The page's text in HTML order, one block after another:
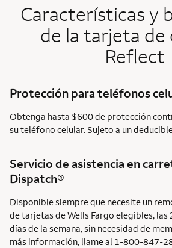
Características y
de la tarjeta
Reflect
Protección para teléfonos
Obtenga hasta $600 de protección
su teléfono celular. Sujeto a un
Servicio de asistencia en
Dispatch®
Disponible siempre que necesite un
de tarjetas de Wells Fargo elegibles, las
días de la semana, sin necesidad de
más información, llame al 1-800-847-